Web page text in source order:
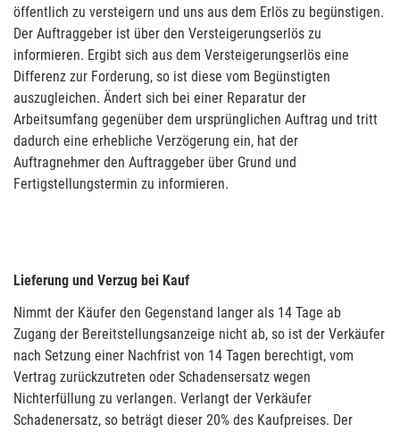
öffentlich zu versteigern und uns aus dem Erlös zu begünstigen.
Der Auftraggeber ist über den Versteigerungserlös zu
informieren. Ergibt sich aus dem Versteigerungserlös eine
Differenz zur Forderung, so ist diese vom Begünstigten
auszugleichen. Ändert sich bei einer Reparatur der
Arbeitsumfang gegenüber dem ursprünglichen Auftrag und tritt
dadurch eine erhebliche Verzögerung ein, hat der
Auftragnehmer den Auftraggeber über Grund und
Fertigstellungstermin zu informieren.
Lieferung und Verzug bei Kauf
Nimmt der Käufer den Gegenstand langer als 14 Tage ab
Zugang der Bereitstellungsanzeige nicht ab, so ist der Verkäufer
nach Setzung einer Nachfrist von 14 Tagen berechtigt, vom
Vertrag zurückzutreten oder Schadensersatz wegen
Nichterfüllung zu verlangen. Verlangt der Verkäufer
Schadenersatz, so beträgt dieser 20% des Kaufpreises. Der